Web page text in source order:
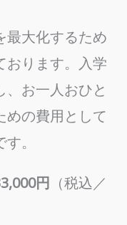
最大化するため
おります。入学
お一人おひと
めの費用として
。
円 （税込／